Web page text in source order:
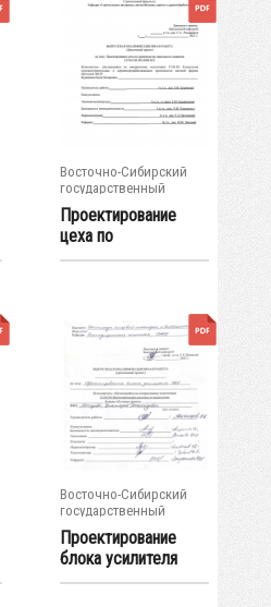
Восточно-Сибирский
государственный
университет...
Проектирование
цеха по
производству
Восточно-Сибирский
государственный
университет...
Проектирование
блока усилителя
ЭКГ : ВКР...